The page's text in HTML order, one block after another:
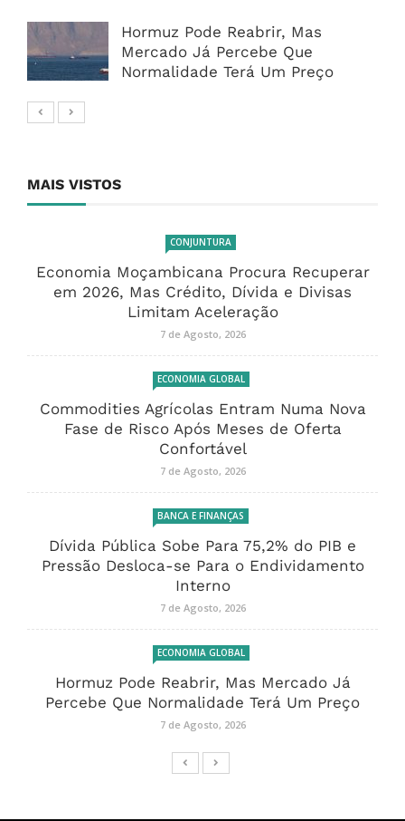
Hormuz Pode Reabrir, Mas
Mercado Já Percebe Que
Normalidade Terá Um Preço
MAIS VISTOS
CONJUNTURA
Economia Moçambicana Procura Recuperar
em 2026, Mas Crédito, Dívida e Divisas
Limitam Aceleração
7 de Agosto, 2026
ECONOMIA GLOBAL
Commodities Agrícolas Entram Numa Nova
Fase de Risco Após Meses de Oferta
Confortável
7 de Agosto, 2026
BANCA E FINANÇAS
Dívida Pública Sobe Para 75,2% do PIB e
Pressão Desloca-se Para o Endividamento
Interno
7 de Agosto, 2026
ECONOMIA GLOBAL
Hormuz Pode Reabrir, Mas Mercado Já
Percebe Que Normalidade Terá Um Preço
7 de Agosto, 2026